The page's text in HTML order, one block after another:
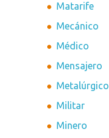
Matarife
Mecánico
Médico
Mensajero
Metalúrgico
Militar
Minero